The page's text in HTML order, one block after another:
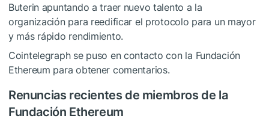
Buterin apuntando a traer nuevo talento a la
organización para reedificar el protocolo para un mayor
y más rápido rendimiento.
Cointelegraph se puso en contacto con la Fundación
Ethereum para obtener comentarios.
Renuncias recientes de miembros de la
Fundación Ethereum